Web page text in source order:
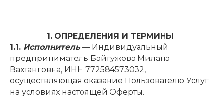
1. ОПРЕДЕЛЕНИЯ И ТЕРМИНЫ
1.1. Исполнитель— Индивидуальный
предприниматель Байгужова Милана
Вахтанговна, ИНН 772584573032,
осуществляющая оказание Пользователю Услуг
на условиях настоящей Оферты.